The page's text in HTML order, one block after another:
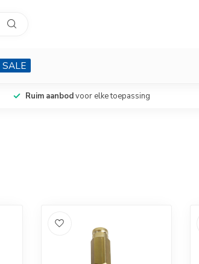
SALE
Ruim aanbodvoor elke toepassing